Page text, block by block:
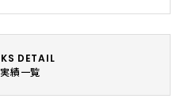
DETAIL
績一覧